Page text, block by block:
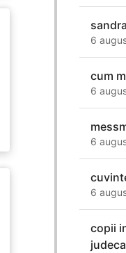
6
cum
6
6
6
copii